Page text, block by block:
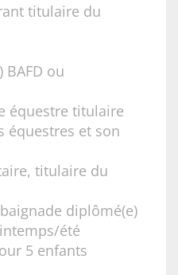
titulaire du
BAFD ou
équestre titulaire
équestres et son
titulaire du
diplômé(e)
été
5 enfants